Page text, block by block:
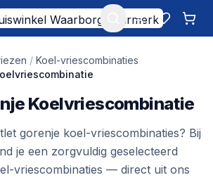
Mijn account
/ Koel-vriescombinaties
Koelvriescombinatie
gorenje koel-vriescombinaties? Bij
je een zorgvuldig geselecteerd
vriescombinaties — direct uit ons